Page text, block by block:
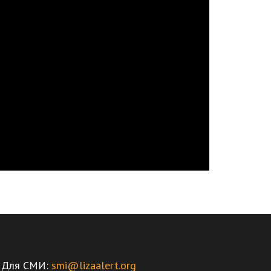
Для СМИ: smi@lizaalert.org